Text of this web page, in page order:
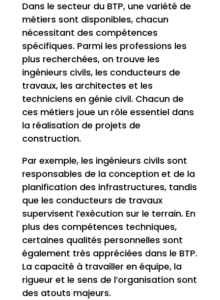
Dans le secteur du BTP, une variété de
métiers sont disponibles, chacun
nécessitant des compétences
spécifiques. Parmi les professions les
plus recherchées, on trouve les
ingénieurs civils, les conducteurs de
travaux, les architectes et les
techniciens en génie civil. Chacun de
ces métiers joue un rôle essentiel dans
la réalisation de projets de
construction.
Par exemple, les ingénieurs civils sont
responsables de la conception et de la
planification des infrastructures, tandis
que les conducteurs de travaux
supervisent l’exécution sur le terrain. En
plus des compétences techniques,
certaines qualités personnelles sont
également très appréciées dans le BTP.
La capacité à travailler en équipe, la
rigueur et le sens de l’organisation sont
des atouts majeurs.